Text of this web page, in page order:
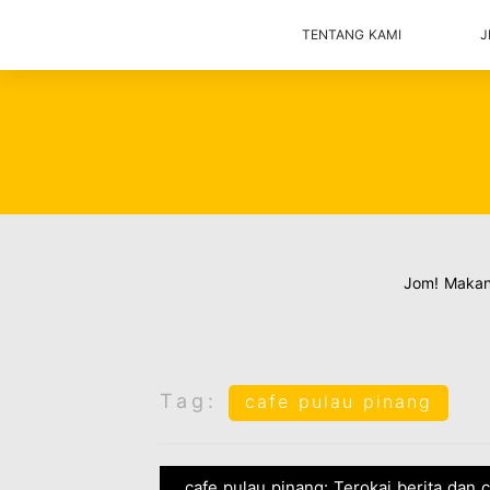
TENTANG KAMI
Jom!
Tag: cafe pulau pinang